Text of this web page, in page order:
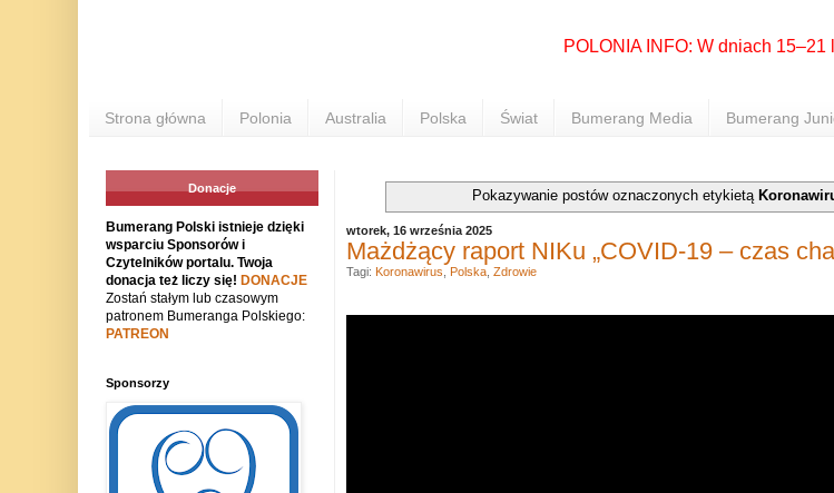
POLONIA INFO: W dniach 15–21
Strona główna Polonia Australia Polska Świat Bumerang Media Bumerang
Pokazywanie postów oznaczonych etykietą
wtorek, 16 września 2025
Mażdżący raport NIKu „COVID-19 – czas
Tagi: Koronawirus Polska, Zdrowie
Donacje
Bumerang Polski istnieje dzięki
wsparciu Sponsorów i
Czytelników portalu. Twoja
donacja też liczy się! DONACJE
Zostań stałym lub czasowym
patronem Bumeranga Polskiego:
PATREON
Sponsorzy